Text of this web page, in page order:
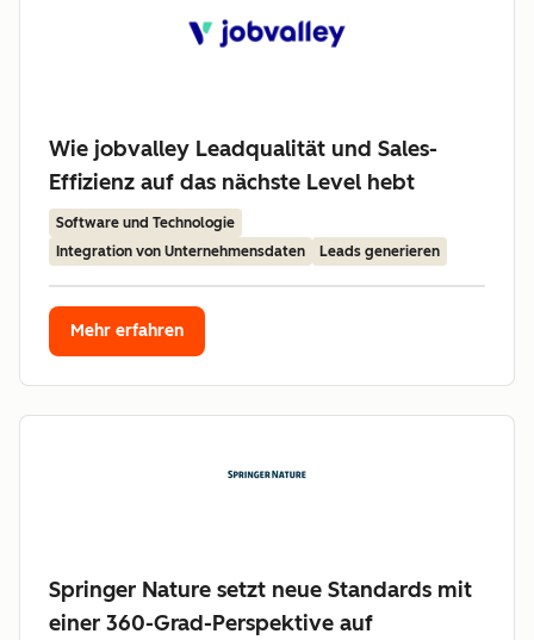
Wie jobvalley Leadqualität und Sales-
Effizienz auf das nächste Level hebt
Software und Technologie
Integration von Unternehmensdaten
Leads generieren
Mehr erfahren
Springer Nature setzt neue Standards mit
einer 360-Grad-Perspektive auf